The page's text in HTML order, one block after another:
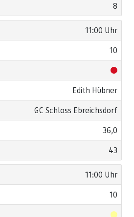
8
11:00 Uhr
10
Edith Hübner
GC Schloss Ebreichsdorf
36,0
43
11:00 Uhr
10